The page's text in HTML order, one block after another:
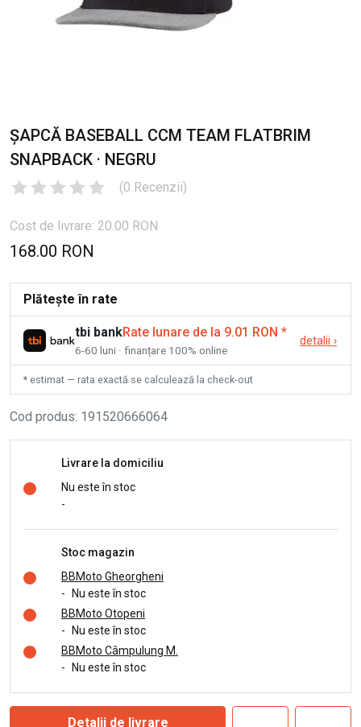
ȘAPCĂ BASEBALL CCM TEAM FLATBRIM
SNAPBACK · NEGRU
(0 Recenzii)
Cost de livrare: 20.00 RON
168.00 RON
Plătește în rate
tbi bankRate lunare de la 9.01 RON *
6-60 luni · finanțare 100% online
detalii ›
* estimat — rata exactă se calculează la check-out
Cod produs: 191520666064
Livrare la domiciliu
Nu este în stoc
-
Stoc magazin
BBMoto Gheorgheni
-
Nu este în stoc
BBMoto Otopeni
-
Nu este în stoc
BBMoto Câmpulung M.
-
Nu este în stoc
Detalii de livrare